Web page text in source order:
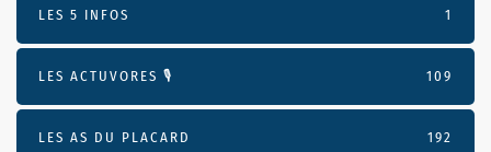
LES 5 INFOS 1
LES ACTUVORES 🎙 109
LES AS DU PLACARD 192